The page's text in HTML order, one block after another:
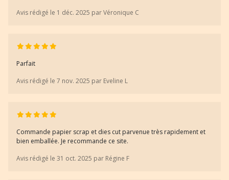
Avis rédigé le 1 déc. 2025 par Véronique C
Parfait
Avis rédigé le 7 nov. 2025 par Eveline L
Commande papier scrap et dies cut parvenue très rapidement et
bien emballée. Je recommande ce site.
Avis rédigé le 31 oct. 2025 par Régine F